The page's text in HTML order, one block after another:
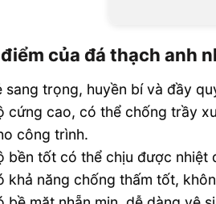
của đá thạch anh
sang trọng, huyền bí và đầy
cứng cao, có thể chống trầy
công trình.
bền tốt có thể chịu được nhiệt
khả năng chống thấm tốt,